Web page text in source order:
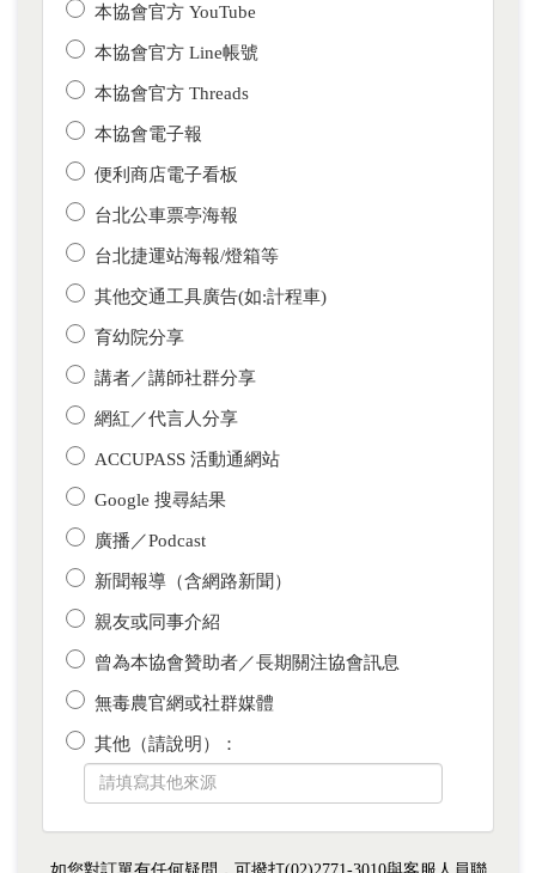
本協會官方 YouTube
本協會官方 Line帳號
本協會官方 Threads
本協會電子報
便利商店電子看板
台北公車票亭海報
台北捷運站海報/燈箱等
其他交通工具廣告(如:計程車)
育幼院分享
講者／講師社群分享
網紅／代言人分享
ACCUPASS 活動通網站
Google 搜尋結果
廣播／Podcast
新聞報導（含網路新聞）
親友或同事介紹
曾為本協會贊助者／長期關注協會訊息
無毒農官網或社群媒體
其他（請說明）：